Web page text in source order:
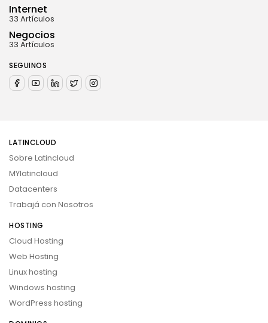
Internet
33 Artículos
Negocios
33 Artículos
SEGUINOS
LATINCLOUD
Sobre Latincloud
MYlatincloud
Datacenters
Trabajá con Nosotros
HOSTING
Cloud Hosting
Web Hosting
Linux hosting
Windows hosting
WordPress hosting